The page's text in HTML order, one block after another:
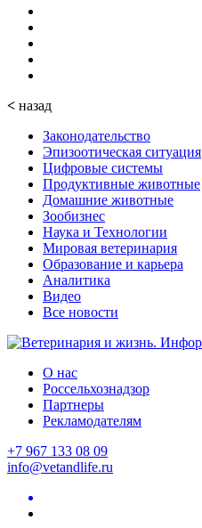
< назад
Законодательство
Эпизоотическая ситуация
Цифровые системы
Продуктивные животные
Домашние животные
Зообизнес
Наука и Технологии
Мировая ветеринария
Образование и карьера
Аналитика
Видео
Все новости
О нас
Россельхознадзор
Партнеры
Рекламодателям
+7 967 133 08 09
info@vetandlife.ru